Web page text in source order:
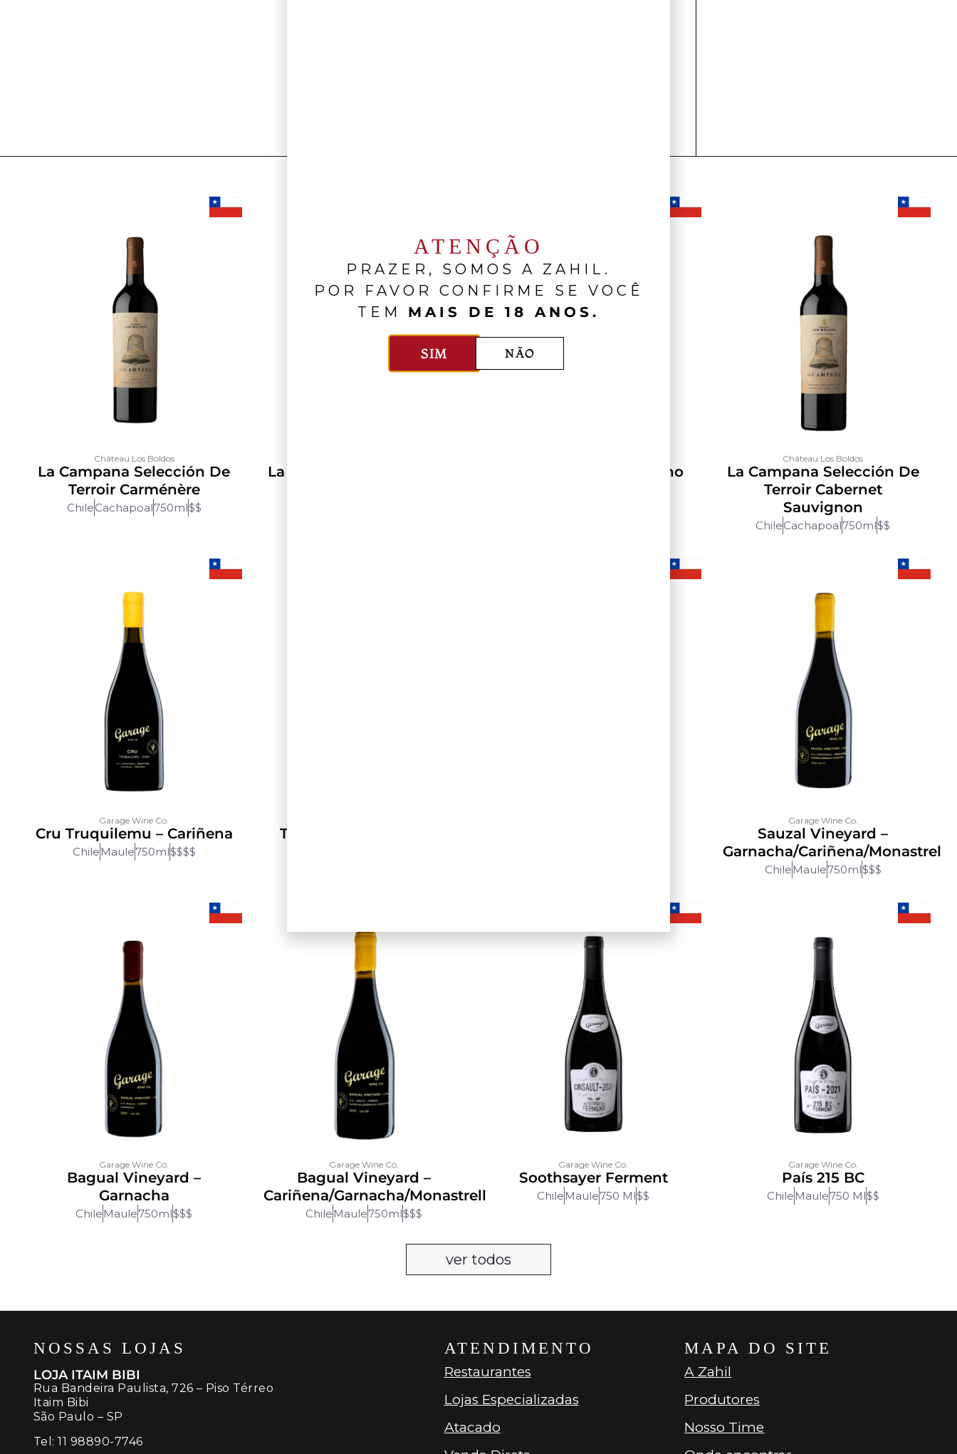
Château Los Boldos
La Campana Selección De
Terroir Carménère
ChileCachapoal750ml$$
La Campana Selección De
Specialty Series Friulano
Château Los Boldos
La Campana Selección De
Terroir Cabernet
Sauvignon
ChileCachapoal750ml$$
Garage Wine Co.
Cru Truquilemu – Cariñena
Chile Maule750ml$$$$
Truquilemu – Cariñena
Garage Wine Co.
Sauzal Vineyard –
Garnacha/Cariñena/Monastrel
Chile Maule750ml$$$
Garage Wine Co.
Bagual Vineyard –
Garnacha
Chile Maule750ml$$$
Garage Wine Co.
Bagual Vineyard –
Cariñena/Garnacha/Monastrell
Chile Maule750ml$$$
Garage Wine Co.
Soothsayer Ferment
Chile Maule750 Ml$$
Garage Wine Co.
País 215 BC
Chile Maule750 Ml$$
ver todos
NOSSAS LOJAS
LOJA ITAIM BIBI
Rua Bandeira Paulista, 726 – Piso Térreo
Itaim Bibi
São Paulo – SP
Tel:11 98890-7746
ATENDIMENTO
Restaurantes
Lojas Especializadas
Atacado
MAPA DO SITE
A Zahil
Produtores
Nosso Time
ATENÇÃO
PRAZER, SOMOS A ZAHIL.
POR FAVOR CONFIRME SE VOCÊ
TEM MAIS DE 18 ANOS.
SIM NÃO